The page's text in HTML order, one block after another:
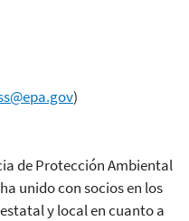
)
de Protección Ambiental
unido con socios en los
y local en cuanto a